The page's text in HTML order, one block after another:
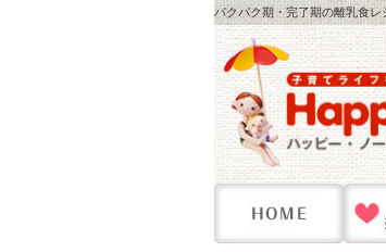
パクパク期・完了期の離乳食